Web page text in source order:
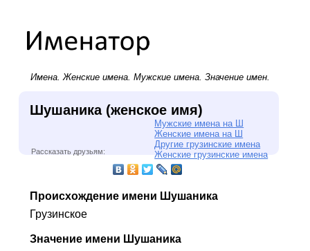
Имена.Женские имена. Мужские имена. Значение имен.
Шушаника (женское имя)
Мужские имена на Ш
Женские имена на Ш
Другие грузинские имена
Женские грузинские имена
Рассказать друзьям:
Происхождение имени Шушаника
Грузинское
Значение имени Шушаника